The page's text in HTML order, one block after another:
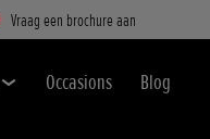
Vraag een brochure aan
Occasions Blog